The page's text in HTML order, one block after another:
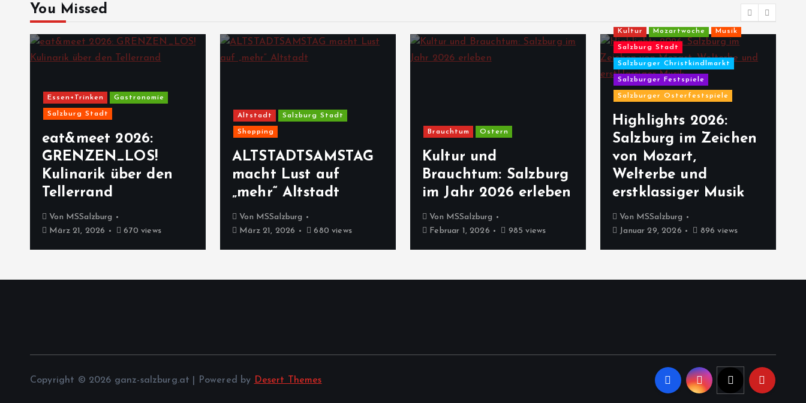
You Missed
Essen+Trinken Gastronomie
Salzburg Stadt
eat&meet 2026:
GRENZEN_LOS!
Kulinarik über den
Tellerrand
Von MSSalzburg
März 21, 2026
670 views
Altstadt Salzburg Stadt
Shopping
ALTSTADTSAMSTAG
macht Lust auf
„mehr“ Altstadt
Von MSSalzburg
März 21, 2026
680 views
Brauchtum Ostern
Kultur und
Brauchtum: Salzburg
im Jahr 2026 erleben
Von MSSalzburg
Februar 1, 2026
985 views
Kultur Mozartwoche Musik
Salzburg Stadt
Salzburger Christkindlmarkt
Salzburger Festspiele
Salzburger Osterfestspiele
Highlights 2026:
Salzburg im Zeichen
von Mozart,
Welterbe und
erstklassiger Musik
Von MSSalzburg
Januar 29, 2026
896 views
Copyright © 2026 ganz-salzburg.at | Powered by Desert Themes